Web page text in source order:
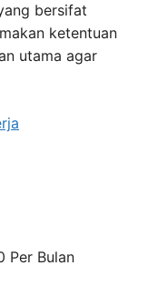
bersifat
ketentuan
utama agar
Per Bulan